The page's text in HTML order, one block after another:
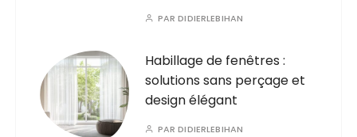
PARDIDIERLEBIHAN
Habillage de fenêtres :
solutions sans perçage et
design élégant
PARDIDIERLEBIHAN